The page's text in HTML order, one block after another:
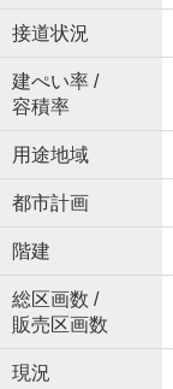
接道状況
建ぺい率 /
容積率
用途地域
都市計画
階建
総区画数 /
販売区画数
現況